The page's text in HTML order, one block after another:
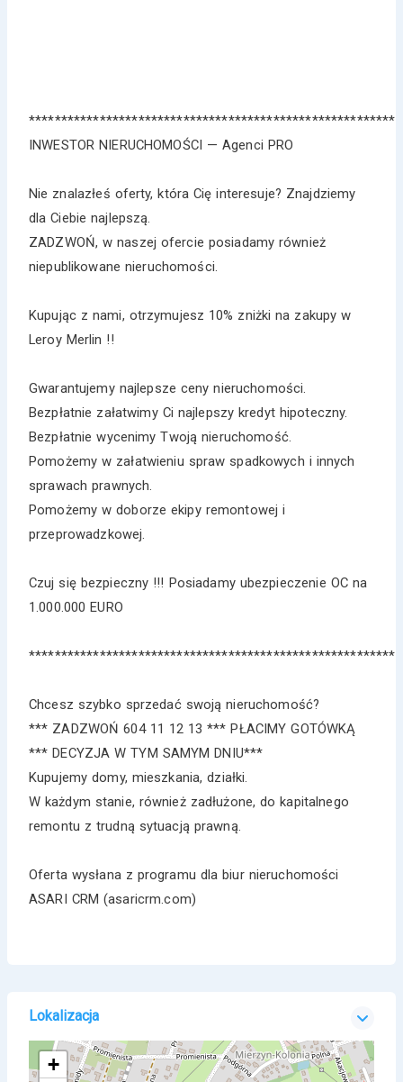
*********************************************************
INWESTOR NIERUCHOMOŚCI — Agenci PRO
Nie znalazłeś oferty, która Cię interesuje? Znajdziemy
dla Ciebie najlepszą.
ZADZWOŃ, w naszej ofercie posiadamy również
niepublikowane nieruchomości.
Kupując z nami, otrzymujesz 10% zniżki na zakupy w
Leroy Merlin !!
Gwarantujemy najlepsze ceny nieruchomości.
Bezpłatnie załatwimy Ci najlepszy kredyt hipoteczny.
Bezpłatnie wycenimy Twoją nieruchomość.
Pomożemy w załatwieniu spraw spadkowych i innych
sprawach prawnych.
Pomożemy w doborze ekipy remontowej i
przeprowadzkowej.
Czuj się bezpieczny !!! Posiadamy ubezpieczenie OC na
1.000.000 EURO
*********************************************************
Chcesz szybko sprzedać swoją nieruchomość?
*** ZADZWOŃ 604 11 12 13 *** PŁACIMY GOTÓWKĄ
*** DECYZJA W TYM SAMYM DNIU***
Kupujemy domy, mieszkania, działki.
W każdym stanie, również zadłużone, do kapitalnego
remontu z trudną sytuacją prawną.
Oferta wysłana z programu dla biur nieruchomości
ASARI CRM (asaricrm.com)
Lokalizacja
+